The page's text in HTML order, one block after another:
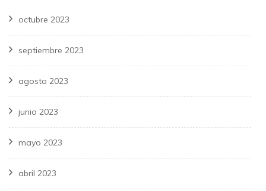
octubre 2023
septiembre 2023
agosto 2023
junio 2023
mayo 2023
abril 2023